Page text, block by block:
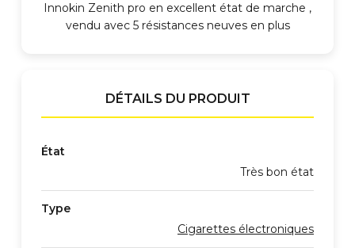
Innokin Zenith pro en excellent état de marche ,
vendu avec 5 résistances neuves en plus
DÉTAILS DU PRODUIT
État
Très bon état
Type
Cigarettes électroniques